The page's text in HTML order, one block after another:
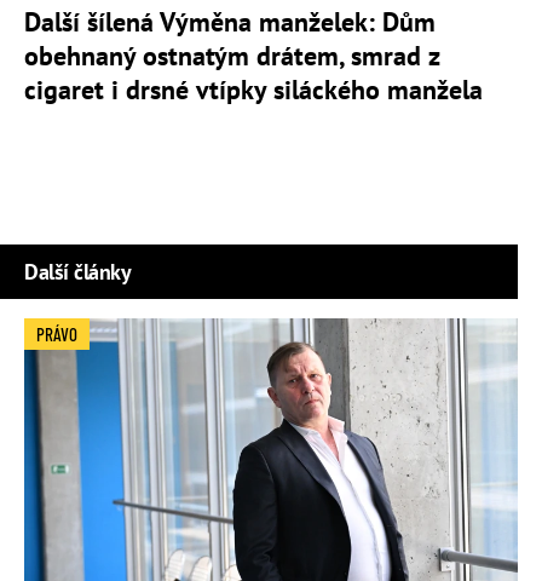
Další šílená Výměna manželek: Dům
obehnaný ostnatým drátem, smrad z
cigaret i drsné vtípky siláckého manžela
Další články
PRÁVO